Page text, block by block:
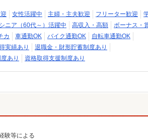
女性活躍中 主婦・主夫歓迎 フリーター歓迎
シニア（60代～）活躍中 高収入・高額
ボーナス・
カ 車通勤OK バイク通勤OK
自転車通勤OK
実績あり
退職金・財形貯蓄制度あり
あり 資格取得支援制度あり
験等による